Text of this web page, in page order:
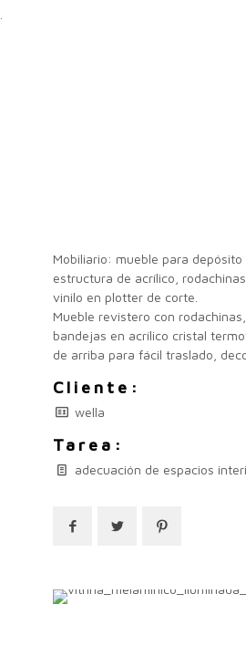
Mobiliario: mueble para
estructura de acrílico,
vinilo en plotter de corte.
Mueble revistero con
bandejas en acrílico cristal
de arriba para fácil traslado,
Cliente:
wella
Tarea:
adecuación de espacios